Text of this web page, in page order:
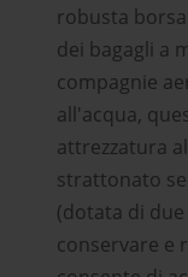
robusta
dei bagagli a
compagnie
all'acqua,
attrezzatura
strattonato
(dotata di
conservare e